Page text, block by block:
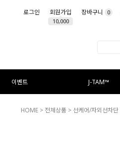
로그인 회원가입
10,000
장바구니 0
이벤트 J-TAM™
HOME > 전체상품 > 선케어/자외선차단